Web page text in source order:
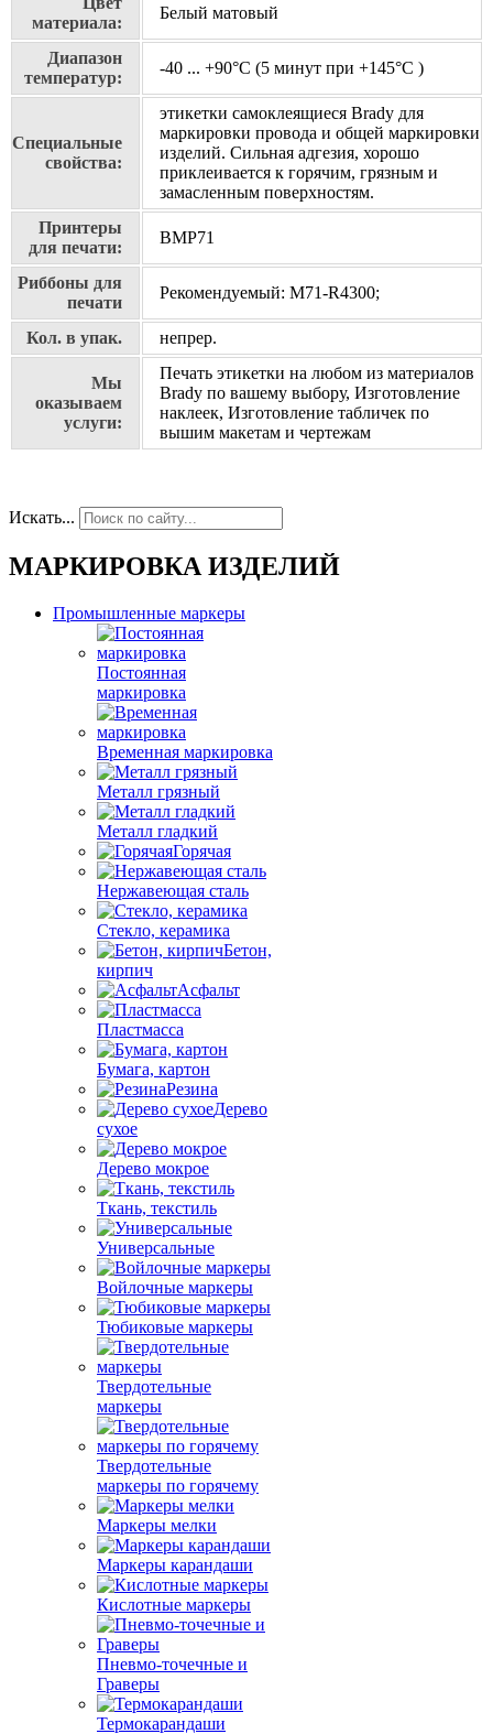
материала:
Белый матовый
Диапазон
температур:
-40 ... +90°С (5 минут при +145°С )
Специальные
свойства:
этикетки самоклеящиеся Brady для
маркировки провода и общей маркировки
изделий. Сильная адгезия, хорошо
приклеивается к горячим, грязным и
замасленным поверхностям.
Принтеры
для печати:
BMP71
Риббоны для
печати
Рекомендуемый: M71-R4300;
Кол. в упак. непрер.
Мы
оказываем
услуги:
Печать этикетки на любом из материалов
Brady по вашему выбору, Изготовление
наклеек, Изготовление табличек по
вышим макетам и чертежам
Искать...
МАРКИРОВКА ИЗДЕЛИЙ
Промышленные маркеры
Постоянная
маркировка
Временная маркировка
Металл грязный
Металл гладкий
Горячая
Нержавеющая сталь
Стекло, керамика
Бетон,
кирпич
Асфальт
Пластмасса
Бумага, картон
Резина
Дерево
сухое
Дерево мокрое
Ткань, текстиль
Универсальные
Войлочные маркеры
Тюбиковые маркеры
Твердотельные
маркеры
Твердотельные
маркеры по горячему
Маркеры мелки
Маркеры карандаши
Кислотные маркеры
Пневмо-точечные и
Граверы
Термокарандаши